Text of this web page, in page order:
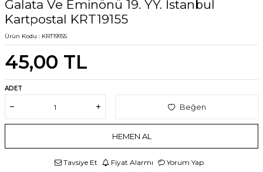
Galata Ve Eminönü 19. YY. İstanbul
Kartpostal KRT19155
Ürün Kodu : KRT19155
45,00 TL
ADET
Beğen
HEMEN AL
Tavsiye Et Fiyat Alarmı Yorum Yap